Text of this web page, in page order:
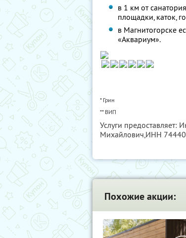
в 1 км от
площадки, каток,
в Магнитогорске
«Аквариум».
* Грин
** ВИП
Услуги
Михайлович,ИНН
Похожие акции: